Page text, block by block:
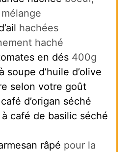
hachées
haché
en dés 400g
soupe d’huile d’olive
selon votre goût
d’origan séché
café de basilic séché
râpé pour la